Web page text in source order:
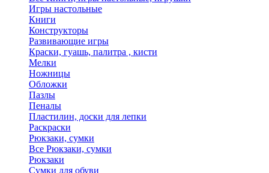
Игры настольные
Книги
Конструкторы
Развивающие игры
Краски, гуашь, палитра , кисти
Мелки
Ножницы
Обложки
Пазлы
Пеналы
Пластилин, доски для лепки
Раскраски
Рюкзаки, сумки
Все Рюкзаки, сумки
Рюкзаки
Сумки для обуви